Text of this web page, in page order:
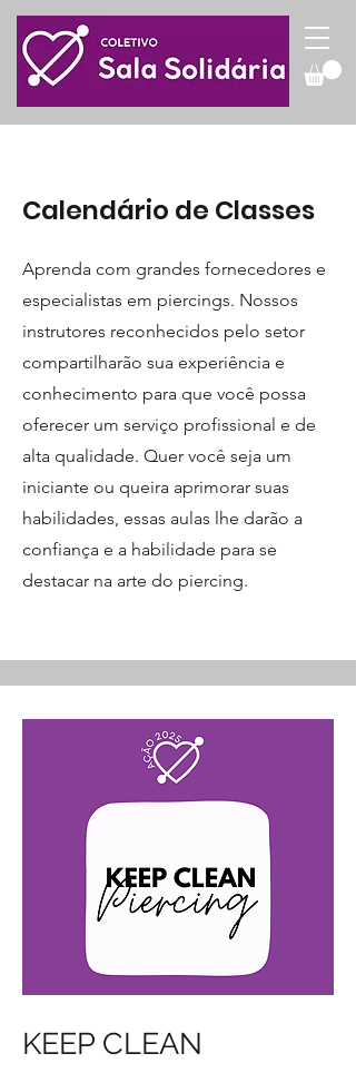
Calendário de Classes
Aprenda com grandes fornecedores e
especialistas em piercings. Nossos
instrutores reconhecidos pelo setor
compartilharão sua experiência e
conhecimento para que você possa
oferecer um serviço profissional e de
alta qualidade. Quer você seja um
iniciante ou queira aprimorar suas
habilidades, essas aulas lhe darão a
confiança e a habilidade para se
destacar na arte do piercing.
KEEP CLEAN